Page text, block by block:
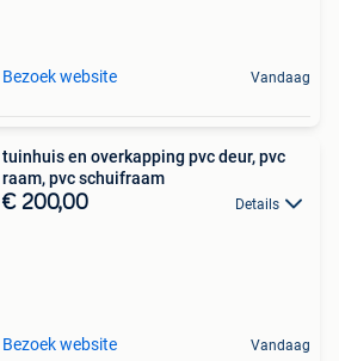
Bezoek website Vandaag
tuinhuis en overkapping pvc deur, pvc
raam, pvc schuifraam
€ 200,00 Details
Bezoek website Vandaag